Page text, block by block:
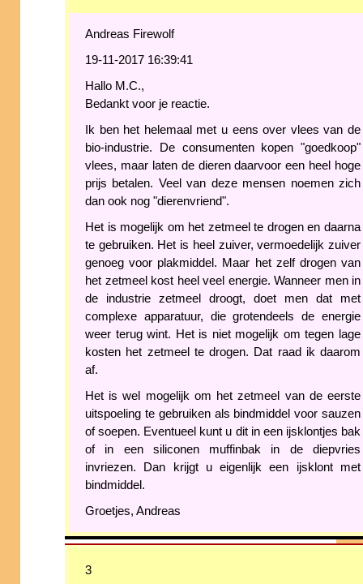
Andreas Firewolf
19-11-2017 16:39:41
Hallo M.C.,
Bedankt voor je reactie.
Ik ben het helemaal met u eens over vlees van de
bio-industrie. De consumenten kopen "goedkoop"
vlees, maar laten de dieren daarvoor een heel hoge
prijs betalen. Veel van deze mensen noemen zich
dan ook nog "dierenvriend".
Het is mogelijk om het zetmeel te drogen en daarna
te gebruiken. Het is heel zuiver, vermoedelijk zuiver
genoeg voor plakmiddel. Maar het zelf drogen van
het zetmeel kost heel veel energie. Wanneer men in
de industrie zetmeel droogt, doet men dat met
complexe apparatuur, die grotendeels de energie
weer terug wint. Het is niet mogelijk om tegen lage
kosten het zetmeel te drogen. Dat raad ik daarom
af.
Het is wel mogelijk om het zetmeel van de eerste
uitspoeling te gebruiken als bindmiddel voor sauzen
of soepen. Eventueel kunt u dit in een ijsklontjes bak
of in een siliconen muffinbak in de diepvries
invriezen. Dan krijgt u eigenlijk een ijsklont met
bindmiddel.
Groetjes, Andreas
3